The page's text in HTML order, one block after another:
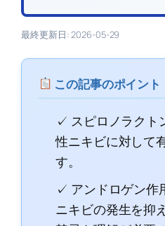
最終更新日: 2026-05-29
この記事のポイント
✓ スピロノラクト
性ニキビに対して
す。
✓ アンドロゲン作
ニキビの発生を抑